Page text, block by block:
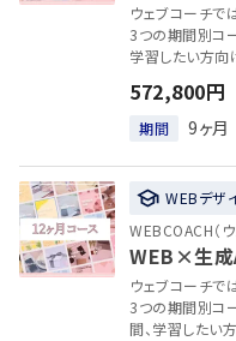
ウェブコーチで
3つの期間別コ
学習したい方向
572,800円
期間 9ヶ月
WEBデザ
WEBCOACH（
WEB×生成
ウェブコーチで
3つの期間別コ
間、学習したい